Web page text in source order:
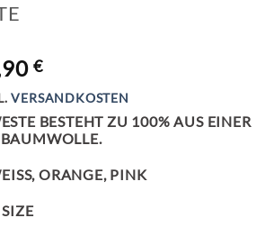
€
€AKTUELLER
PREIS
IST:
24,90 €.
VERSANDKOSTEN
BESTEHT ZU 100% AUS EINER
ORANGE, PINK